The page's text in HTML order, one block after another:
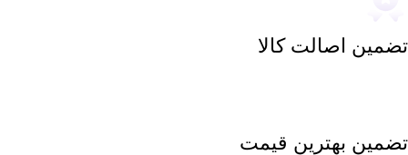
تضمین اصالت کالا
تضمین بهترین قیمت